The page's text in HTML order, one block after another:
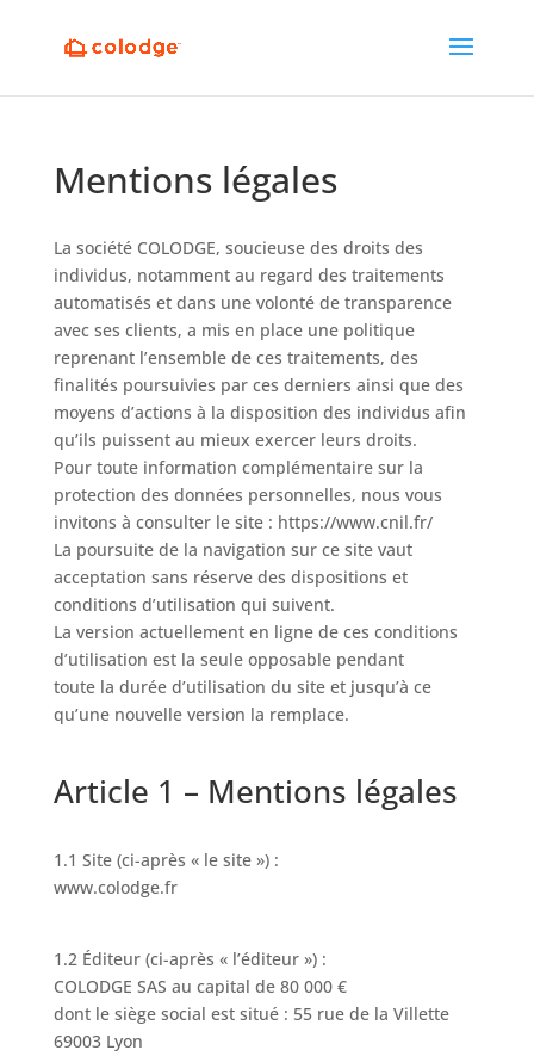
Mentions légales
La société COLODGE, soucieuse des droits des
individus, notamment au regard des traitements
automatisés et dans une volonté de transparence
avec ses clients, a mis en place une politique
reprenant l’ensemble de ces traitements, des
finalités poursuivies par ces derniers ainsi que des
moyens d’actions à la disposition des individus afin
qu’ils puissent au mieux exercer leurs droits.
Pour toute information complémentaire sur la
protection des données personnelles, nous vous
invitons à consulter le site : https://www.cnil.fr/
La poursuite de la navigation sur ce site vaut
acceptation sans réserve des dispositions et
conditions d’utilisation qui suivent.
La version actuellement en ligne de ces conditions
d’utilisation est la seule opposable pendant
toute la durée d’utilisation du site et jusqu’à ce
qu’une nouvelle version la remplace.
Article 1 – Mentions légales
1.1 Site (ci-après « le site ») :
www.colodge.fr
1.2 Éditeur (ci-après « l’éditeur ») :
COLODGE SAS au capital de 80 000 €
dont le siège social est situé : 55 rue de la Villette
69003 Lyon